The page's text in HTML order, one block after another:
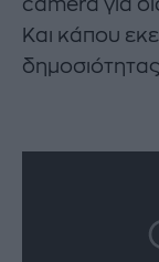
Και κάπου
δημοσιότητας.